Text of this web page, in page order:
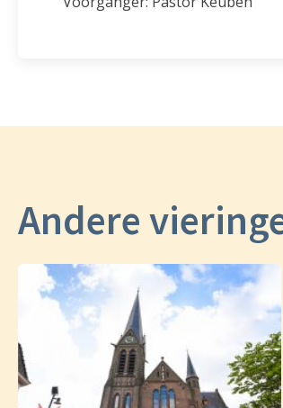
Andere